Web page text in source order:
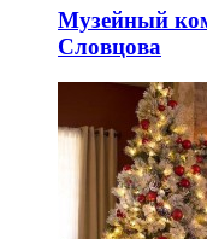
Музейный
Словцова